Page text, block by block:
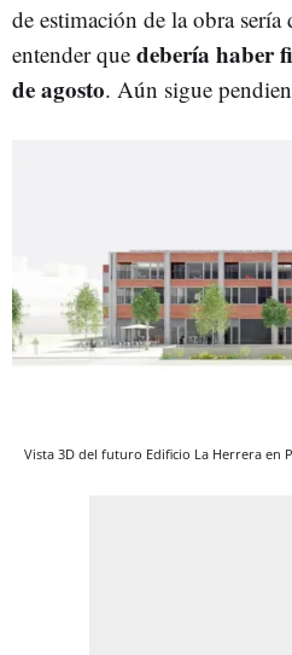
de estimación de la obra sería
entender que debería haber
de agosto. Aún sigue
Vista 3D del futuro Edificio La Herrera en